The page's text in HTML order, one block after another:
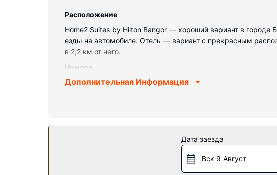
Pасположение
Home2 Suites by Hilton Bangor — хороший вариант в городе
езды на автомобиле. Отель — вариант с прекрасным
в 2,2 км от него.
Номера
Почувствуйте себя как дома в одном из 79 номеров с
такие как бесплатный беспроводной доступ в интернет и
Бесплатный завтрак (самообслуживание) предлагается
Дополнительная Информация
Дата заезда
Вск 9 Август